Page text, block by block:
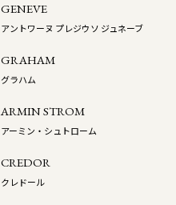
GENEVE
アントワーヌ プレジウソ ジュネーブ
GRAHAM
グラハム
ARMIN STROM
アーミン・シュトローム
CREDOR
クレドール